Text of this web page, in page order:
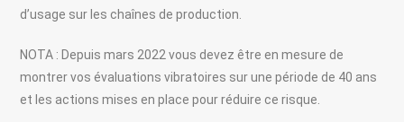
d’usage sur les chaînes de production.
NOTA : Depuis mars 2022 vous devez être en mesure de
montrer vos évaluations vibratoires sur une période de 40 ans
et les actions mises en place pour réduire ce risque.